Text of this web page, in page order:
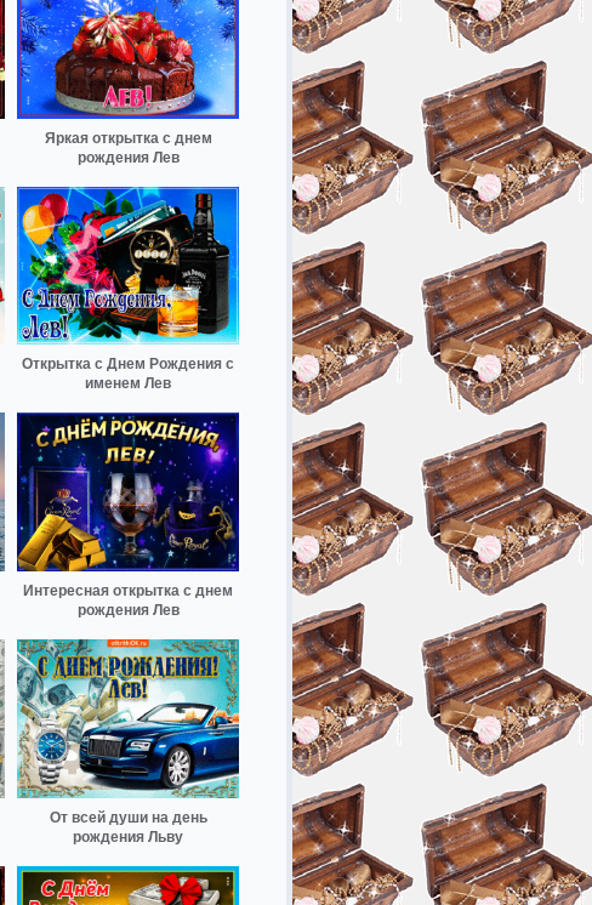
Яркая открытка с днем
рождения Лев
Открытка с Днем Рождения с
именем Лев
Интересная открытка с днем
рождения Лев
От всей души на день
рождения Льву